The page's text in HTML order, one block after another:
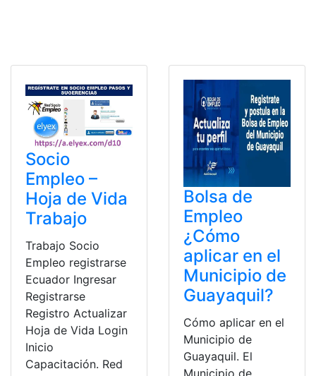
Socio
Empleo –
Hoja de Vida
Trabajo
Trabajo Socio
Empleo registrarse
Ecuador Ingresar
Registrarse
Registro Actualizar
Hoja de Vida Login
Inicio
Capacitación. Red
Bolsa de
Empleo
¿Cómo
aplicar en el
Municipio de
Guayaquil?
Cómo aplicar en el
Municipio de
Guayaquil. El
Municipio de